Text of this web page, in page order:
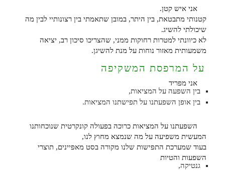
אני איש קטן.
קטנותי מתבטאת, בין היתר, במובן שתאמתי בין רצונותיי לבין מה
שיכולתי להשיג.
לא כיוונתי למטרות רחוקות ממני, שהצריכו סיכון רב, יציאה
משמעותית מאזור נוחות על מנת להשיגן.
על המרפסת המשקיפה
אני מפריד
בין השפעה על המציאות,
בין אופן השפעתנו על תפישתנו המציאות.
השפעתנו על המציאות כרוכה בפעולה קונקרטית שנוכחותנו
המעשית משפיעה על מה שנמצא מחוץ לנו,
בעוד שמערכת התפישות שלנו מקורה בסט מאפיינים, תוצרי
השפעות והטיות
גנטיקה,